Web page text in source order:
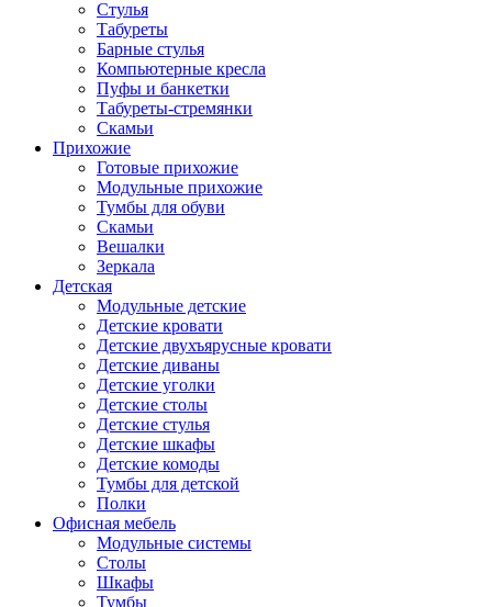
Стулья
Табуреты
Барные стулья
Компьютерные кресла
Пуфы и банкетки
Табуреты-стремянки
Скамьи
Прихожие
Готовые прихожие
Модульные прихожие
Тумбы для обуви
Скамьи
Вешалки
Зеркала
Детская
Модульные детские
Детские кровати
Детские двухъярусные кровати
Детские диваны
Детские уголки
Детские столы
Детские стулья
Детские шкафы
Детские комоды
Тумбы для детской
Полки
Офисная мебель
Модульные системы
Столы
Шкафы
Тумбы